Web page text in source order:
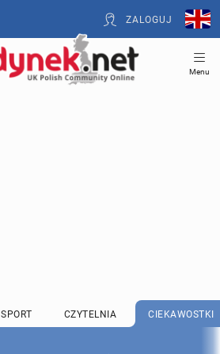
ZALOGUJ
Menu
SPORT CZYTELNIA CIEKAWOSTKI